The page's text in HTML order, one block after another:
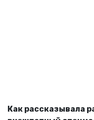
Как рассказывала